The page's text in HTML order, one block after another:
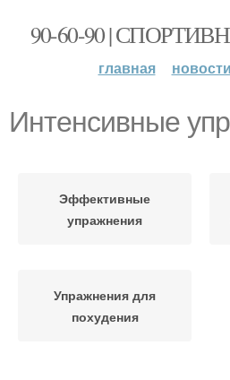
90-60-90 |
главная новости
Интенсивные
Эффективные
упражнения
Упражнения для
похудения